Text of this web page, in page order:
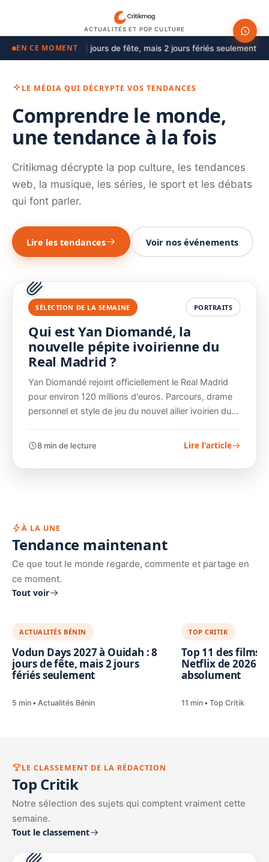
ACTUALITÉS ET POP CULTURE
EN CE MOMENT
2027 à Ouidah : 8 jours de fête, mais 2 jours fériés seulementTop
LE MÉDIA QUI DÉCRYPTE VOS TENDANCES
Comprendre le monde,
une tendance à la fois
Critikmag décrypte la pop culture, les tendances
web, la musique, les séries, le sport et les débats
qui font parler.
Lire les tendances Voir nos événements
SÉLECTION DE LA SEMAINE PORTRAITS
Qui est Yan Diomandé, la
nouvelle pépite ivoirienne du
Real Madrid ?
Yan Diomandé rejoint officiellement le Real Madrid
pour environ 120 millions d'euros. Parcours, drame
personnel et style de jeu du nouvel ailier ivoirien du…
8 min de lecture Lire l'article
À LA UNE
Tendance maintenant
Ce que tout le monde regarde, commente et partage en
ce moment.
Tout voir
ACTUALITÉS BÉNIN
Vodun Days 2027 à Ouidah : 8
jours de fête, mais 2 jours
fériés seulement
5 min Actualités Bénin
TOP CRITIK
Top 11 des films
Netflix de 2026
absolument
11 min Top Critik
LE CLASSEMENT DE LA RÉDACTION
Top Critik
Notre sélection des sujets qui comptent vraiment cette
semaine.
Tout le classement